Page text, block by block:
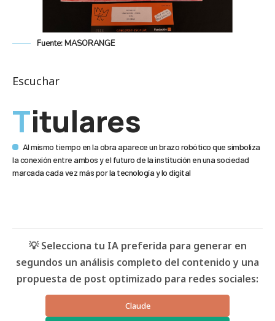
Fuente: MASORANGE
Escuchar
Titulares
Al mismo tiempo en la obra aparece un brazo robótico que simboliza
la conexión entre ambos y el futuro de la institución en una sociedad
marcada cada vez más por la tecnología y lo digital
💡 Selecciona tu IA preferida para generar en
segundos un análisis completo del contenido y una
propuesta de post optimizado para redes sociales:
Claude